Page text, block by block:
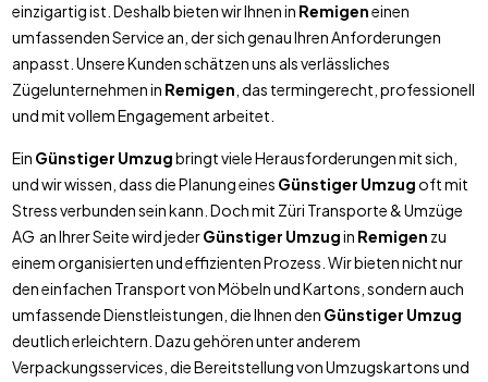
einzigartig ist. Deshalb bieten wir Ihnen in Remigeneinen
umfassenden Service an, der sich genau Ihren Anforderungen
anpasst. Unsere Kunden schätzen uns als verlässliches
Zügelunternehmen in Remigen , das termingerecht, professionell
und mit vollem Engagement arbeitet.
Ein Günstiger Umzugbringt viele Herausforderungen mit sich,
und wir wissen, dass die Planung eines Günstiger Umzugoft mit
Stress verbunden sein kann. Doch mit Züri Transporte & Umzüge
AG an Ihrer Seite wird jederGünstiger Umzugin Remigen zu
einem organisierten und effizienten Prozess. Wir bieten nicht nur
den einfachen Transport von Möbeln und Kartons, sondern auch
umfassende Dienstleistungen, die Ihnen den Günstiger Umzug
deutlich erleichtern. Dazu gehören unter anderem
Verpackungsservices, die Bereitstellung von Umzugskartons und